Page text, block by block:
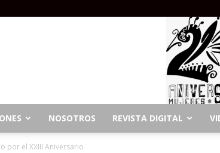
NOSOTROS REVISTA DIGITAL
por el XXIII Aniversario